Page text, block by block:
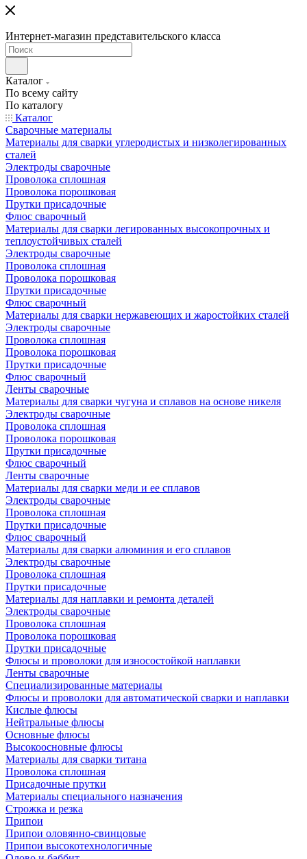
Интернет-магазин представительского класса
Каталог
По всему сайту
По каталогу
Каталог
Сварочные материалы
Материалы для сварки углеродистых и низколегированных
сталей
Электроды сварочные
Проволока сплошная
Проволока порошковая
Прутки присадочные
Флюс сварочный
Материалы для сварки легированных высокопрочных и
теплоустойчивых сталей
Электроды сварочные
Проволока сплошная
Проволока порошковая
Прутки присадочные
Флюс сварочный
Материалы для сварки нержавеющих и жаростойких сталей
Электроды сварочные
Проволока сплошная
Проволока порошковая
Прутки присадочные
Флюс сварочный
Ленты сварочные
Материалы для сварки чугуна и сплавов на основе никеля
Электроды сварочные
Проволока сплошная
Проволока порошковая
Прутки присадочные
Флюс сварочный
Ленты сварочные
Материалы для сварки меди и ее сплавов
Электроды сварочные
Проволока сплошная
Прутки присадочные
Флюс сварочный
Материалы для сварки алюминия и его сплавов
Электроды сварочные
Проволока сплошная
Прутки присадочные
Материалы для наплавки и ремонта деталей
Электроды сварочные
Проволока сплошная
Проволока порошковая
Прутки присадочные
Флюсы и проволоки для износостойкой наплавки
Ленты сварочные
Специализированные материалы
Флюсы и проволоки для автоматической сварки и наплавки
Кислые флюсы
Нейтральные флюсы
Основные флюсы
Высокоосновные флюсы
Материалы для сварки титана
Проволока сплошная
Присадочные прутки
Материалы специального назначения
Строжка и резка
Припои
Припои оловянно-свинцовые
Припои высокотехнологичные